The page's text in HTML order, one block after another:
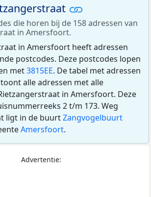
die horen bij de 158 adressen van
in Amersfoort.
in Amersfoort heeft adressen
postcodes. Deze postcodes lopen
met3815EE. De tabel met adressen
alle adressen met alle
in Amersfoort. Deze
2 t/m 173. Weg
ligt in de buurtZangvogelbuurt
Amersfoort.
Advertentie: